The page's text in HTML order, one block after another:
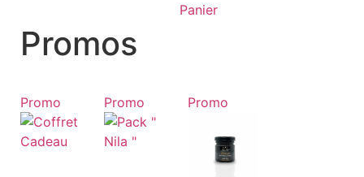
Panier
Promos
Promo Promo Promo